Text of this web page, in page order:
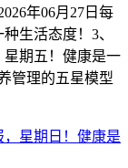
年06月27日每
生活态度！3、
星期五！健康是一
管理的五星模型